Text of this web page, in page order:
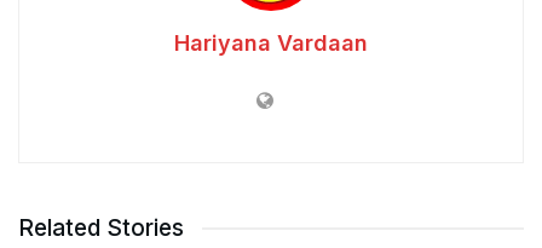
Hariyana Vardaan
Related Stories